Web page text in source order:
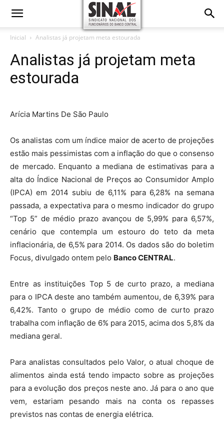
Inicial Analistas já projetam meta estourada
Analistas já projetam meta
estourada
Arícia Martins De São Paulo
Os analistas com um índice maior de acerto de projeções
estão mais pessimistas com a inflação do que o consenso
de mercado. Enquanto a mediana de estimativas para a
alta do Índice Nacional de Preços ao Consumidor Amplo
(IPCA) em 2014 subiu de 6,11% para 6,28% na semana
passada, a expectativa para o mesmo indicador do grupo
“Top 5” de médio prazo avançou de 5,99% para 6,57%,
cenário que contempla um estouro do teto da meta
inflacionária, de 6,5% para 2014. Os dados são do boletim
Focus, divulgado ontem pelo BancoCENTRAL.
Entre as instituições Top 5 de curto prazo, a mediana
para o IPCA deste ano também aumentou, de 6,39% para
6,42%. Tanto o grupo de médio como de curto prazo
trabalha com inflação de 6% para 2015, acima dos 5,8% da
mediana geral.
Para analistas consultados pelo Valor, o atual choque de
alimentos ainda está tendo impacto sobre as projeções
para a evolução dos preços neste ano. Já para o ano que
vem, estariam pesando mais na conta os repasses
previstos nas contas de energia elétrica.